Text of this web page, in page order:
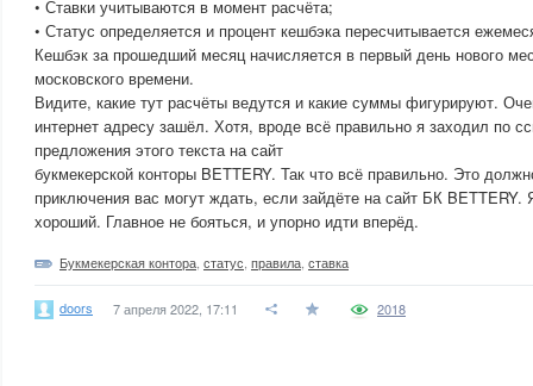
• Ставки учитываются в момент расчёта;
• Статус определяется и процент кешбэка пересчитывается
Кешбэк за прошедший месяц начисляется в первый день нового
московского времени.
Видите, какие тут расчёты ведутся и какие суммы фигурируют.
интернет адресу зашёл. Хотя, вроде всё правильно я заходил по
предложения этого текста на сайт
букмекерской конторы BETTERY. Так что всё правильно. Это
приключения вас могут ждать, если зайдёте на сайт БК BETTERY.
хороший. Главное не бояться, и упорно идти вперёд.
Букмекерская контора статус правила ставка
doors 7 апреля 2022, 17:11 2018